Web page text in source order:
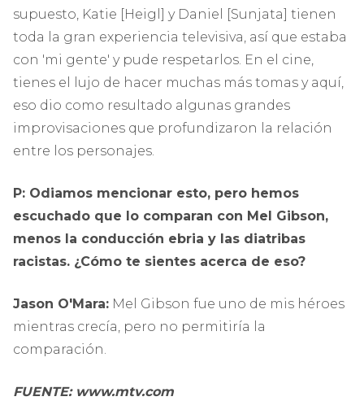
supuesto, Katie [Heigl] y Daniel [Sunjata] tienen
toda la gran experiencia televisiva, así que estaba
con 'mi gente' y pude respetarlos. En el cine,
tienes el lujo de hacer muchas más tomas y aquí,
eso dio como resultado algunas grandes
improvisaciones que profundizaron la relación
entre los personajes.
P: Odiamos mencionar esto, pero hemos
escuchado que lo comparan con Mel Gibson,
menos la conducción ebria y las diatribas
racistas. ¿Cómo te sientes acerca de eso?
Jason O'Mara: Mel Gibson fue uno de mis héroes
mientras crecía, pero no permitiría la
comparación.
FUENTE: www.mtv.com